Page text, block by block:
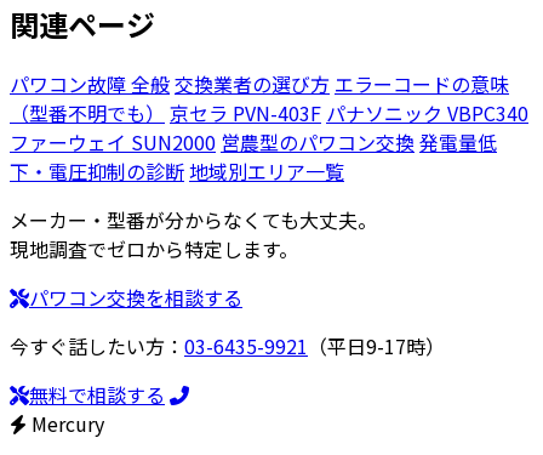
関連ページ
パワコン故障 全般交換業者の選び方 エラーコードの意味
（型番不明でも）
京セラ PVN-403F パナソニック VBPC340
ファーウェイ SUN2000 営農型のパワコン交換 発電量低
下・電圧抑制の診断地域別エリア一覧
メーカー・型番が分からなくても大丈夫。
現地調査でゼロから特定します。
パワコン交換を相談する
今すぐ話したい方： 03-6435-9921 （平日9-17時）
無料で相談する
Mercury